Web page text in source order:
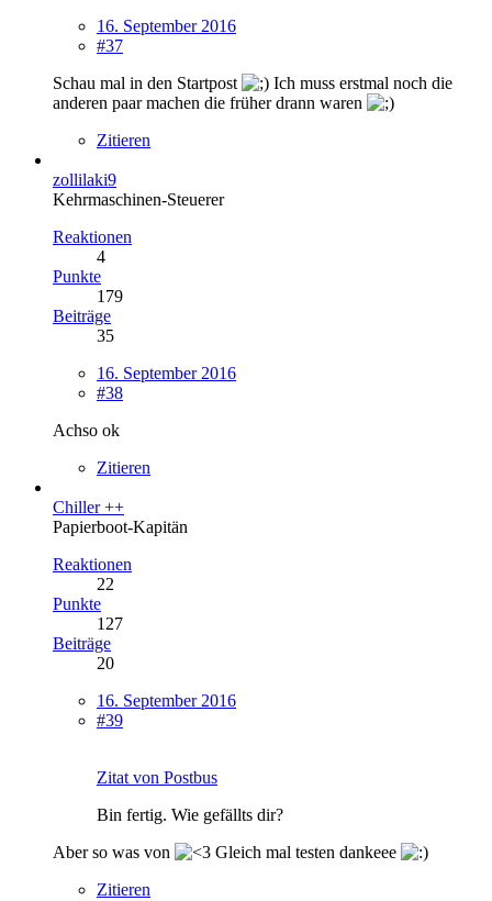
16. September 2016
#37
Schau mal in den Startpost
Ich muss erstmal noch die
anderen paar machen die früher drann waren
Zitieren
zollilaki9
Kehrmaschinen-Steuerer
Reaktionen
4
Punkte
179
Beiträge
35
16. September 2016
#38
Achso ok
Zitieren
Chiller ++
Papierboot-Kapitän
Reaktionen
22
Punkte
127
Beiträge
20
16. September 2016
#39
Zitat von Postbus
Bin fertig. Wie gefällts dir?
Aber so was von
Gleich mal testen dankeee
Zitieren